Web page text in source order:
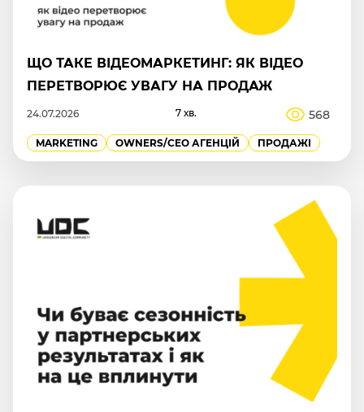
ЩО ТАКЕ ВІДЕОМАРКЕТИНГ: ЯК ВІДЕО
ПЕРЕТВОРЮЄ УВАГУ НА ПРОДАЖ
24.07.2026 7 хв. 568
MARKETING OWNERS/СEO АГЕНЦІЙ ПРОДАЖІ